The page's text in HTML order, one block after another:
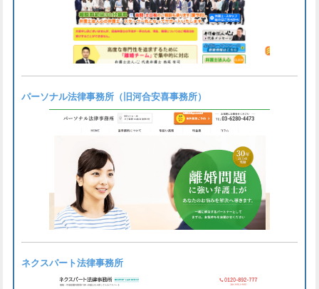
パーソナル法律事務所（旧河合安喜事務所）
ネクスパート法律事務所